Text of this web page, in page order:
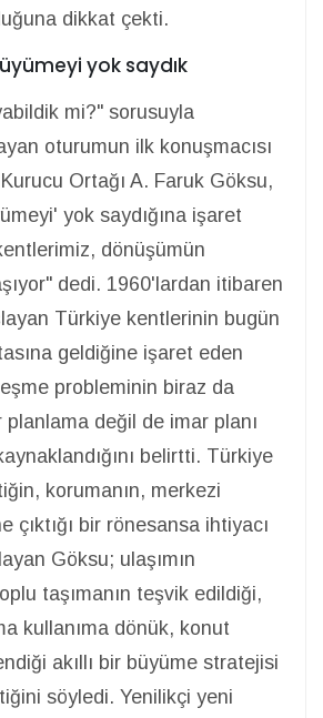
dikkat çekti.
yok saydık
mi?" sorusuyla
oturumun ilk konuşmacısı
Ortağı A. Faruk Göksu,
yok saydığına işaret
dönüşümün
dedi. 1960'lardan itibaren
Türkiye kentlerinin bugün
geldiğine işaret eden
probleminin biraz da
değil de imar planı
belirtti. Türkiye
korumanın, merkezi
çıktığı bir rönesansa ihtiyacı
Göksu; ulaşımın
taşımanın teşvik edildiği,
kullanıma dönük, konut
akıllı bir büyüme stratejisi
söyledi. Yenilikçi yeni